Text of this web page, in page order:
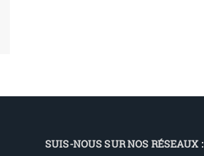
SUIS-NOUS SUR NOS RÉSEAUX :